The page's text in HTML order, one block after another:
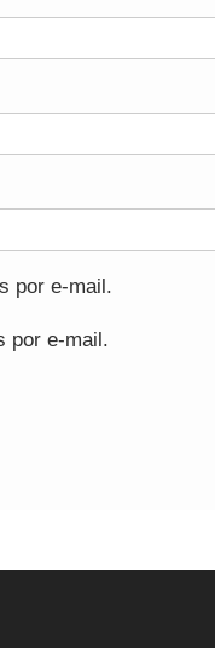
por e-mail.
por e-mail.